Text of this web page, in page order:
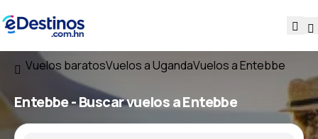
Vuelos baratosVuelos a UgandaVuelos a Entebbe
Entebbe - Buscar vuelos a Entebbe